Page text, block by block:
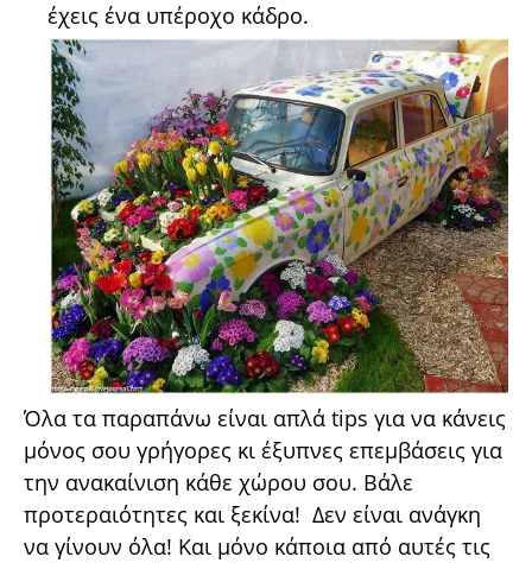
έχεις ένα υπέροχο κάδρο.
Όλα τα παραπάνω είναι απλά tips για να κάνεις
μόνος σου γρήγορες κι έξυπνες επεμβάσεις για
την ανακαίνιση κάθε χώρου σου. Βάλε
προτεραιότητες και ξεκίνα! Δεν είναι ανάγκη
να γίνουν όλα! Και μόνο κάποια από αυτές τις